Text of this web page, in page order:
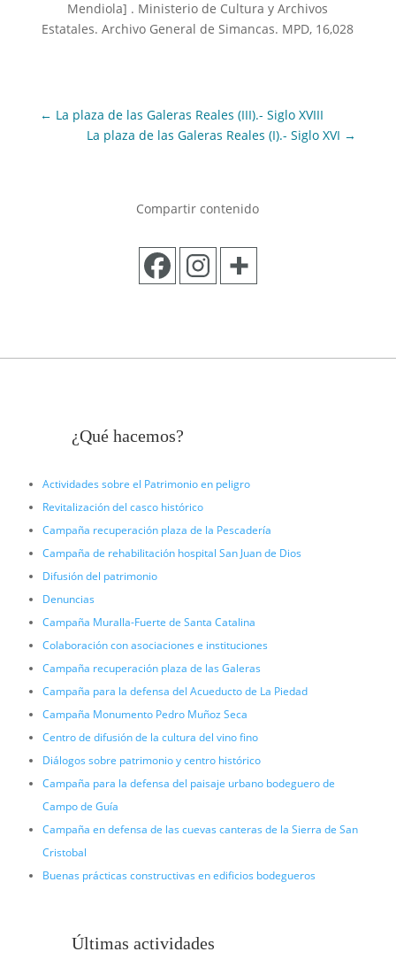
Mendiola] . Ministerio de Cultura y Archivos
Estatales. Archivo General de Simancas. MPD, 16,028
← La plaza de las Galeras Reales (III).- Siglo XVIII
La plaza de las Galeras Reales (I).- Siglo XVI →
Compartir contenido
¿Qué hacemos?
Actividades sobre el Patrimonio en peligro
Revitalización del casco histórico
Campaña recuperación plaza de la Pescadería
Campaña de rehabilitación hospital San Juan de Dios
Difusión del patrimonio
Denuncias
Campaña Muralla-Fuerte de Santa Catalina
Colaboración con asociaciones e instituciones
Campaña recuperación plaza de las Galeras
Campaña para la defensa del Acueducto de La Piedad
Campaña Monumento Pedro Muñoz Seca
Centro de difusión de la cultura del vino fino
Diálogos sobre patrimonio y centro histórico
Campaña para la defensa del paisaje urbano bodeguero de
Campo de Guía
Campaña en defensa de las cuevas canteras de la Sierra de San
Cristobal
Buenas prácticas constructivas en edificios bodegueros
Últimas actividades